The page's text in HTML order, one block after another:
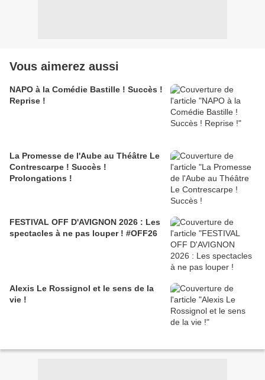
Vous aimerez aussi
NAPO à la Comédie Bastille ! Succès !
Reprise !
La Promesse de l'Aube au Théâtre Le
Contrescarpe ! Succès !
Prolongations !
FESTIVAL OFF D'AVIGNON 2026 : Les
spectacles à ne pas louper ! #OFF26
Alexis Le Rossignol et le sens de la
vie !